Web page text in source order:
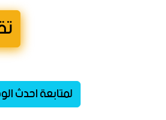
لمتابعة احدث